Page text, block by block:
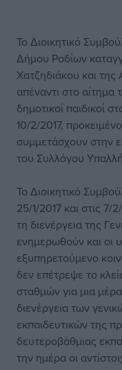
Το Διοικητικό
Δήμου Ροδίων
Χατζηδιάκου και
απέναντι στο αίτημα
δημοτικοί παιδικοί
10/2/2017,
συμμετάσχουν στην
του Συλλόγου
Το Διοικητικό
25/1/2017 και στις 7/
τη διενέργεια της
ενημερωθούν και οι
εξυπηρετούμενο
δεν επέτρεψε το
σταθμών για μια
διενέργεια των
εκπαιδευτικών της
δευτεροβάθμιας
την ημέρα οι